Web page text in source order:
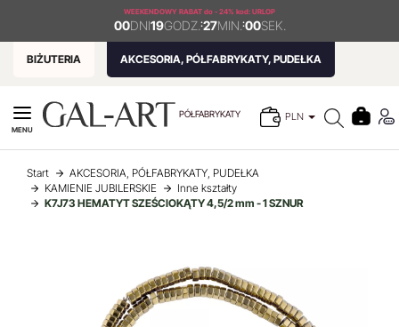
WEEKENDOWY RABAT do - 24% kod: URLOP
00DNI19GODZ. :27MIN. :00SEK.
BIŻUTERIA AKCESORIA, PÓŁFABRYKATY, PUDEŁKA
PÓŁFABRYKATY PLN
MENU
Start
AKCESORIA, PÓŁFABRYKATY, PUDEŁKA
KAMIENIE JUBILERSKIE
Inne kształty
K7J73 HEMATYT SZEŚCIOKĄTY 4,5/2 mm - 1 SZNUR